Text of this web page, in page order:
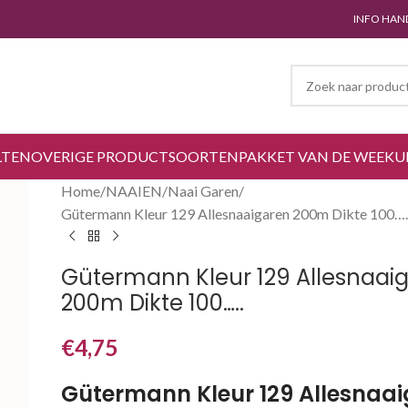
INFO
OVERIGE PRODUCTSOORTENPAKKET VAN DE WEEK
Home NAAIEN Naai Garen
Gütermann Kleur 129 Allesnaaigaren 200m Dikte
Gütermann Kleur 129
200m Dikte 100…..
€4,75
Gütermann Kleur 129